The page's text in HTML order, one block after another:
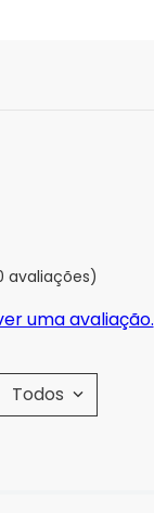
avaliações)
uma avaliação.
Todos